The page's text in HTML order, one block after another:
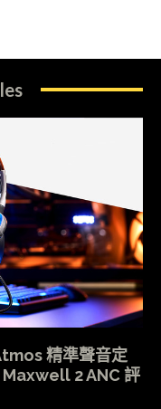
精準聲音定
2 ANC 評